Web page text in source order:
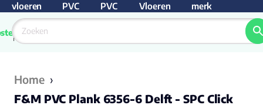
vloeren
PVC
PVC
Vloeren
merk
van
Nederland
9.6/10
Home ›
F&M PVC Plank 6356-6 Delft - SPC Click